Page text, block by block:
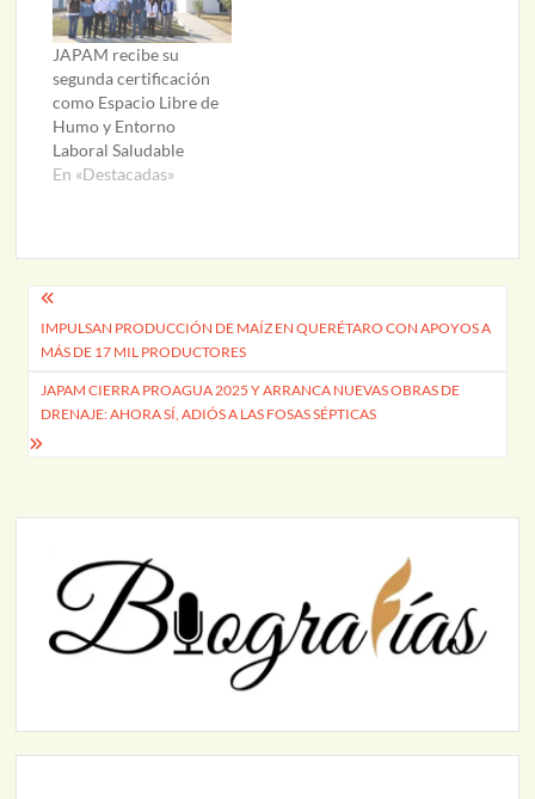
JAPAM recibe su
segunda certificación
como Espacio Libre de
Humo y Entorno
Laboral Saludable
En «Destacadas»
Navegación
de
entradas
IMPULSAN PRODUCCIÓN DE MAÍZ EN QUERÉTARO CON APOYOS A
MÁS DE 17 MIL PRODUCTORES
JAPAM CIERRA PROAGUA 2025 Y ARRANCA NUEVAS OBRAS DE
DRENAJE: AHORA SÍ, ADIÓS A LAS FOSAS SÉPTICAS